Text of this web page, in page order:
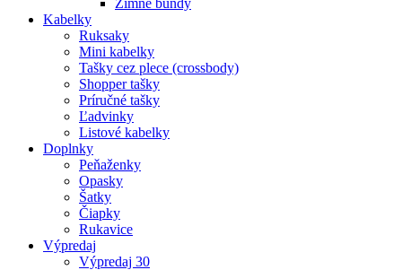
Zimné bundy
Kabelky
Ruksaky
Mini kabelky
Tašky cez plece (crossbody)
Shopper tašky
Príručné tašky
Ľadvinky
Listové kabelky
Doplnky
Peňaženky
Opasky
Šatky
Čiapky
Rukavice
Výpredaj
Výpredaj 30